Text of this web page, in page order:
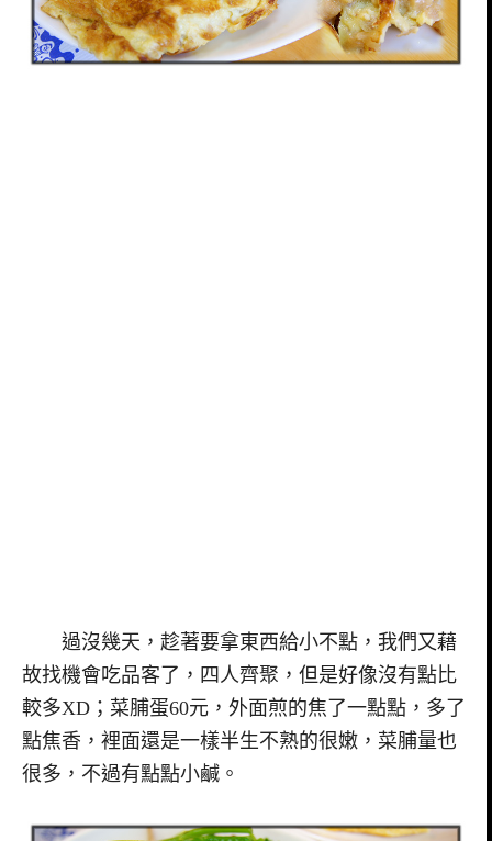
過沒幾天，趁著要拿東西給小不點，我們又藉
故找機會吃品客了，四人齊聚，但是好像沒有點比
較多XD；菜脯蛋60元，外面煎的焦了一點點，多了
點焦香，裡面還是一樣半生不熟的很嫩，菜脯量也
很多，不過有點點小鹹。